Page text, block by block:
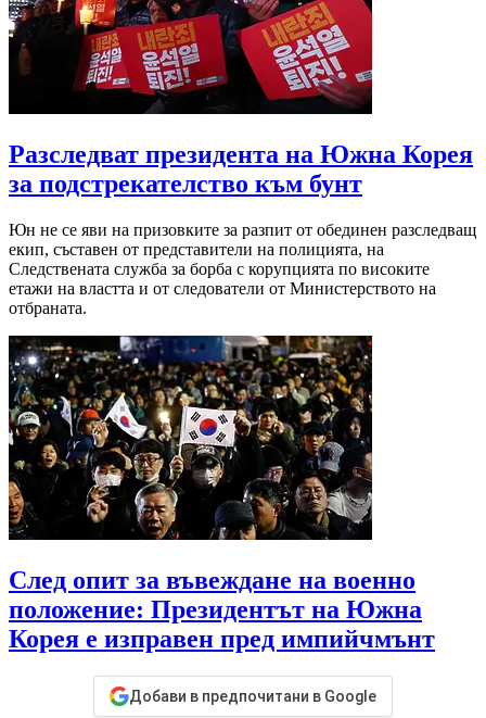
Разследват президента на Южна Корея
за подстрекателство към бунт
Юн не се яви на призовките за разпит от обединен разследващ
екип, съставен от представители на полицията, на
Следствената служба за борба с корупцията по високите
етажи на властта и от следователи от Министерството на
отбраната.
След опит за въвеждане на военно
положение: Президентът на Южна
Корея е изправен пред импийчмънт
Добави в предпочитани в Google